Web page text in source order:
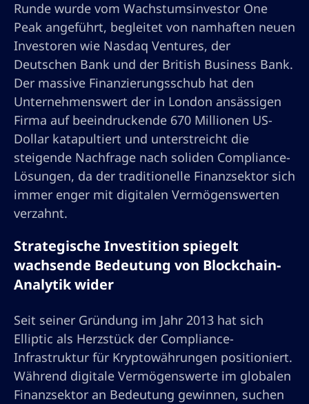
Runde wurde vom Wachstumsinvestor One
Peak angeführt, begleitet von namhaften neuen
Investoren wie Nasdaq Ventures, der
Deutschen Bank und der British Business Bank.
Der massive Finanzierungsschub hat den
Unternehmenswert der in London ansässigen
Firma auf beeindruckende 670 Millionen US-
Dollar katapultiert und unterstreicht die
steigende Nachfrage nach soliden Compliance-
Lösungen, da der traditionelle Finanzsektor sich
immer enger mit digitalen Vermögenswerten
verzahnt.
Strategische Investition spiegelt
wachsende Bedeutung von Blockchain-
Analytik wider
Seit seiner Gründung im Jahr 2013 hat sich
Elliptic als Herzstück der Compliance-
Infrastruktur für Kryptowährungen positioniert.
Während digitale Vermögenswerte im globalen
Finanzsektor an Bedeutung gewinnen, suchen